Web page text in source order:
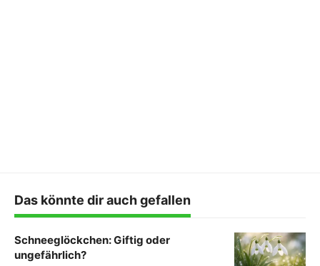
Das könnte dir auch gefallen
Schneeglöckchen: Giftig oder
ungefährlich?